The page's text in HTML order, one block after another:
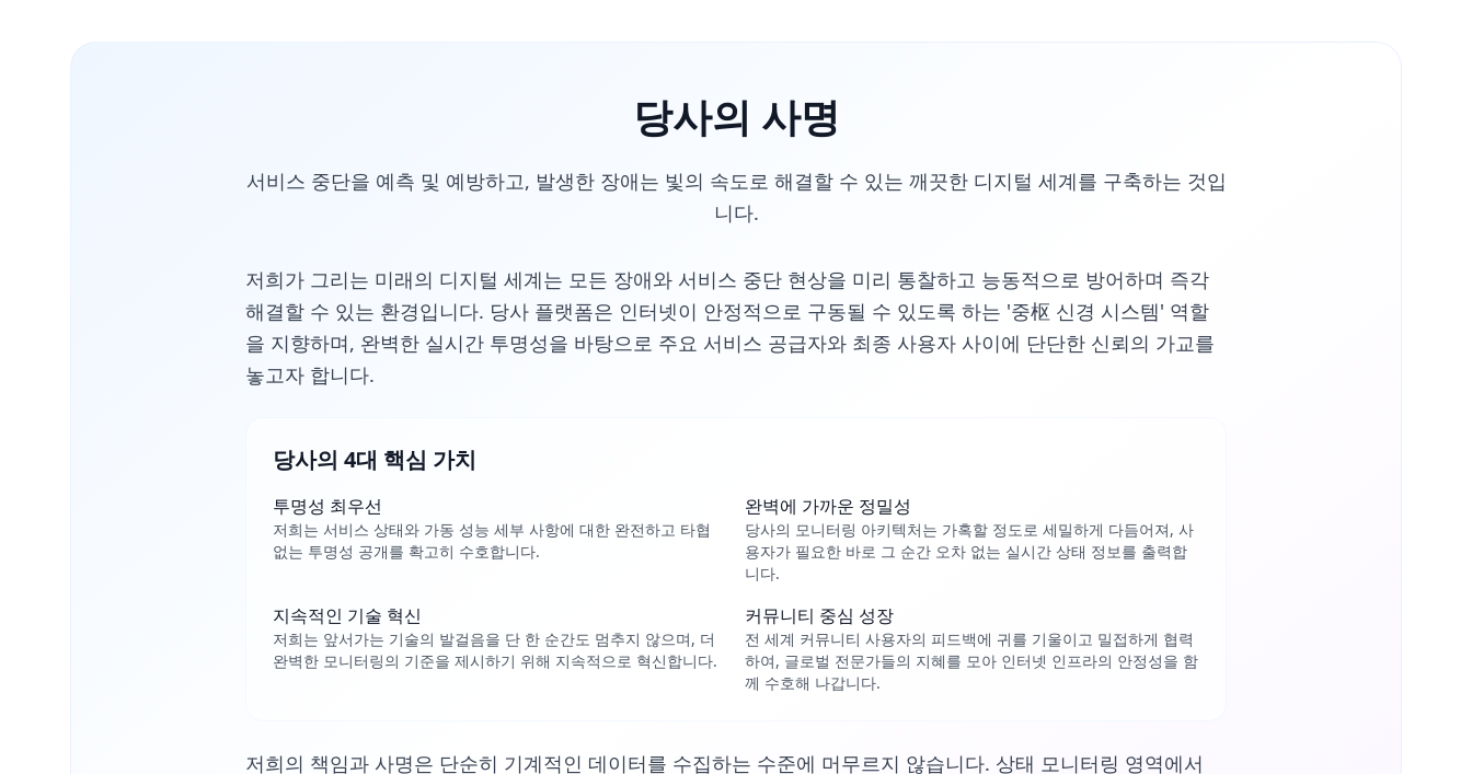
당사의 사명
서비스 중단을 예측 및 예방하고, 발생한 장애는 빛의 속도로 해결할 수 있는 깨끗한 디지털 세계를 구축하는 것입
니다.
저희가 그리는 미래의 디지털 세계는 모든 장애와 서비스 중단 현상을 미리 통찰하고 능동적으로 방어하며 즉각
해결할 수 있는 환경입니다. 당사 플랫폼은 인터넷이 안정적으로 구동될 수 있도록 하는 '중枢 신경 시스템' 역할
을 지향하며, 완벽한 실시간 투명성을 바탕으로 주요 서비스 공급자와 최종 사용자 사이에 단단한 신뢰의 가교를
놓고자 합니다.
당사의 4대 핵심 가치
투명성 최우선
저희는 서비스 상태와 가동 성능 세부 사항에 대한 완전하고 타협
없는 투명성 공개를 확고히 수호합니다.
완벽에 가까운 정밀성
당사의 모니터링 아키텍처는 가혹할 정도로 세밀하게 다듬어져, 사
용자가 필요한 바로 그 순간 오차 없는 실시간 상태 정보를 출력합
니다.
지속적인 기술 혁신
저희는 앞서가는 기술의 발걸음을 단 한 순간도 멈추지 않으며, 더
완벽한 모니터링의 기준을 제시하기 위해 지속적으로 혁신합니다.
커뮤니티 중심 성장
전 세계 커뮤니티 사용자의 피드백에 귀를 기울이고 밀접하게 협력
하여, 글로벌 전문가들의 지혜를 모아 인터넷 인프라의 안정성을 함
께 수호해 나갑니다.
저희의 책임과 사명은 단순히 기계적인 데이터를 수집하는 수준에 머무르지 않습니다. 상태 모니터링 영역에서